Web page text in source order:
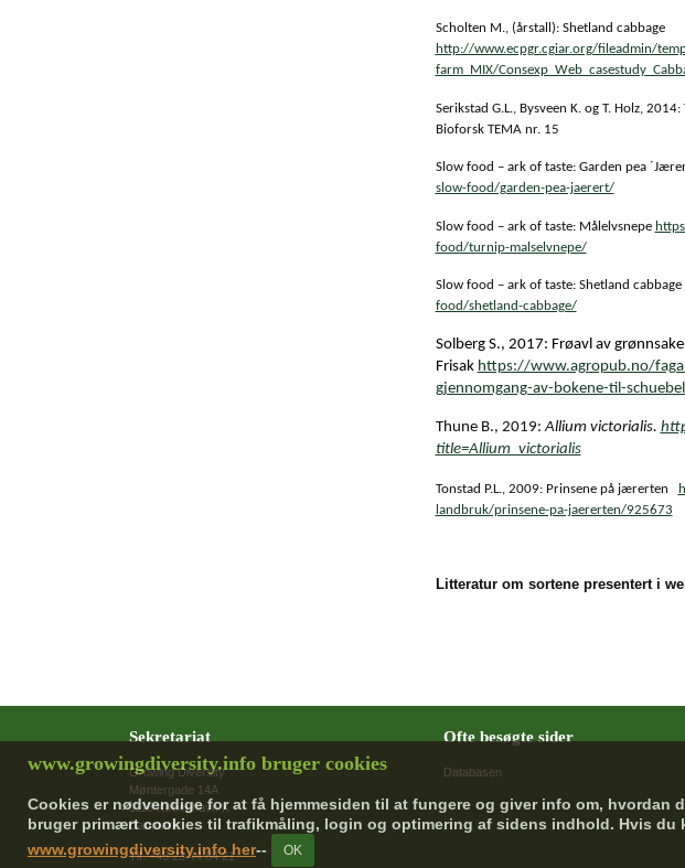
Scholten M., (årstall): Shetland cabbage
http://www.ecpgr.cgiar.org/fileadmin/
farm_MIX/
Serikstad G.L., Bysveen K. og T. Holz,
Bioforsk TEMA nr. 15
Slow food – ark of taste: Garden pea
slow-food/garden-pea-jaerert/
Slow food – ark of taste: Målelvsnepe
food/turnip-malselvnepe/
Slow food – ark of taste: Shetland cabbage
food/shetland-cabbage/
Solberg S., 2017: Frøavl av
Frisak https://www.agropub.no/
gjennomgang-av-bokene-til-
Thune B., 2019:Allium victorialis.
title=Allium_victorialis
Tonstad P.L., 2009: Prinsene på jærerten
landbruk/prinsene-pa-jaererten/925673
Litteratur om sortene presentert i
Sekretariat
Growing Diversity
Møntergade 14A
1116 København K
Danmark
Tlf. +45 23 44 84 21
Ofte besøgte sider
Databasen
www.growingdiversity.info bruger cookies
Cookies er nødvendige for at få hjemmesiden til at fungere og giver info om,
bruger primært cookies til trafikmåling, login og optimering af sidens indhold. Hvis du
www.growingdiversity.info her--